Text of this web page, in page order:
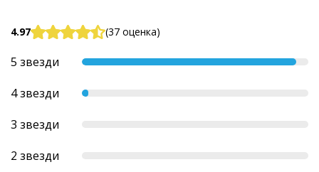
4.97 (37 оценка)
5 звезди
4 звезди
3 звезди
2 звезди